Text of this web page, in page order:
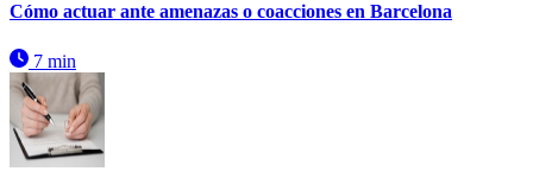
Cómo actuar ante amenazas o coacciones en Barcelona
7 min